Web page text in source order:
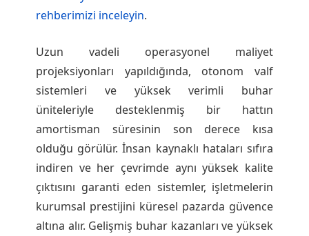
rehberimizi inceleyin.
Uzun vadeli operasyonel maliyet
projeksiyonları yapıldığında, otonom valf
sistemleri ve yüksek verimli buhar
üniteleriyle desteklenmiş bir hattın
amortisman süresinin son derece kısa
olduğu görülür. İnsan kaynaklı hataları sıfıra
indiren ve her çevrimde aynı yüksek kalite
çıktısını garanti eden sistemler, işletmelerin
kurumsal prestijini küresel pazarda güvence
altına alır. Gelişmiş buhar kazanları ve yüksek